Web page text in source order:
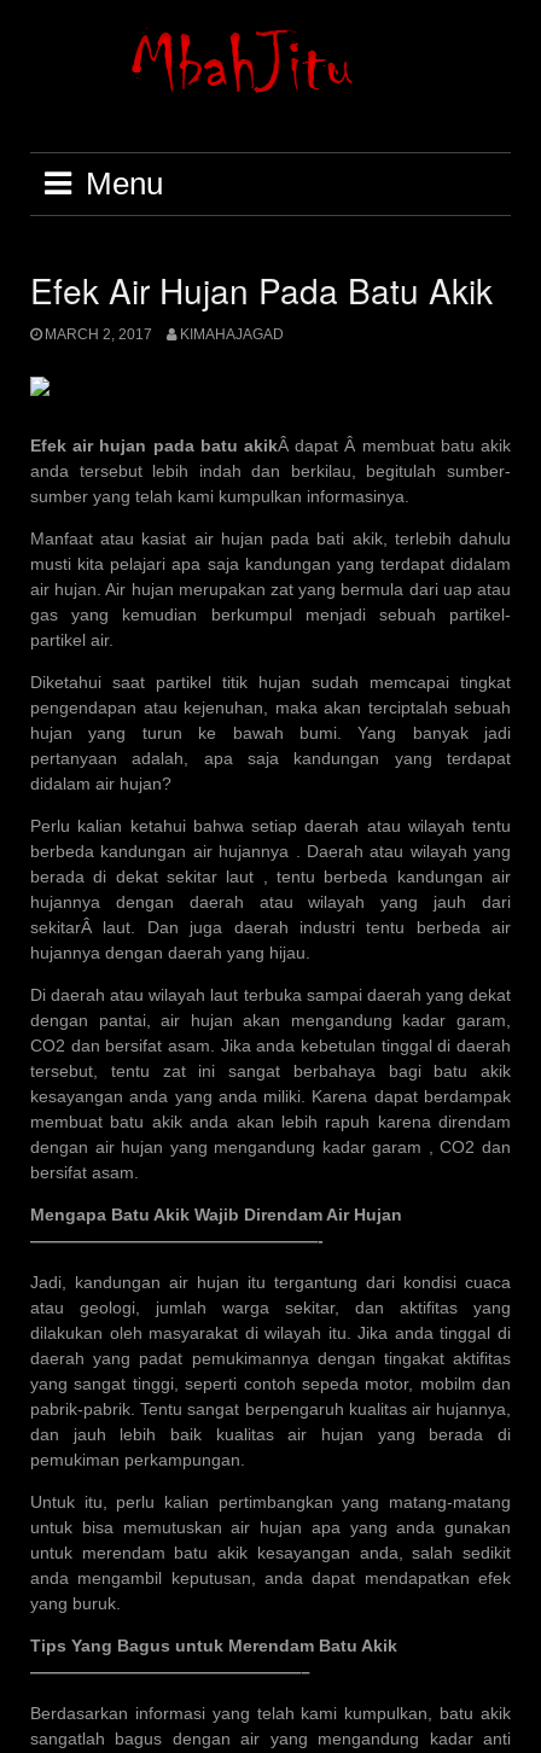
Menu
Efek Air Hujan Pada Batu Akik
MARCH 2, 2017 KIMAHAJAGAD
Efek air hujan pada batu akikÂ dapat Â membuat batu akik
anda tersebut lebih indah dan berkilau, begitulah sumber-
sumber yang telah kami kumpulkan informasinya.
Manfaat atau kasiat air hujan pada bati akik, terlebih dahulu
musti kita pelajari apa saja kandungan yang terdapat didalam
air hujan. Air hujan merupakan zat yang bermula dari uap atau
gas yang kemudian berkumpul menjadi sebuah partikel-
partikel air.
Diketahui saat partikel titik hujan sudah memcapai tingkat
pengendapan atau kejenuhan, maka akan terciptalah sebuah
hujan yang turun ke bawah bumi. Yang banyak jadi
pertanyaan adalah, apa saja kandungan yang terdapat
didalam air hujan?
Perlu kalian ketahui bahwa setiap daerah atau wilayah tentu
berbeda kandungan air hujannya . Daerah atau wilayah yang
berada di dekat sekitar laut , tentu berbeda kandungan air
hujannya dengan daerah atau wilayah yang jauh dari
sekitarÂ laut. Dan juga daerah industri tentu berbeda air
hujannya dengan daerah yang hijau.
Di daerah atau wilayah laut terbuka sampai daerah yang dekat
dengan pantai, air hujan akan mengandung kadar garam,
CO2 dan bersifat asam. Jika anda kebetulan tinggal di daerah
tersebut, tentu zat ini sangat berbahaya bagi batu akik
kesayangan anda yang anda miliki. Karena dapat berdampak
membuat batu akik anda akan lebih rapuh karena direndam
dengan air hujan yang mengandung kadar garam , CO2 dan
bersifat asam.
Mengapa Batu Akik Wajib Direndam Air Hujan
—————————————————-
Jadi, kandungan air hujan itu tergantung dari kondisi cuaca
atau geologi, jumlah warga sekitar, dan aktifitas yang
dilakukan oleh masyarakat di wilayah itu. Jika anda tinggal di
daerah yang padat pemukimannya dengan tingakat aktifitas
yang sangat tinggi, seperti contoh sepeda motor, mobilm dan
pabrik-pabrik. Tentu sangat berpengaruh kualitas air hujannya,
dan jauh lebih baik kualitas air hujan yang berada di
pemukiman perkampungan.
Untuk itu, perlu kalian pertimbangkan yang matang-matang
untuk bisa memutuskan air hujan apa yang anda gunakan
untuk merendam batu akik kesayangan anda, salah sedikit
anda mengambil keputusan, anda dapat mendapatkan efek
yang buruk.
Tips Yang Bagus untuk Merendam Batu Akik
————————————————–
Berdasarkan informasi yang telah kami kumpulkan, batu akik
sangatlah bagus dengan air yang mengandung kadar anti